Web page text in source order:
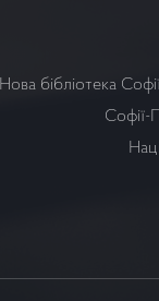
Нова бібліотека
Софії-